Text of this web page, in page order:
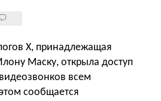
X, принадлежащая
Маску, открыла доступ
всем
сообщается